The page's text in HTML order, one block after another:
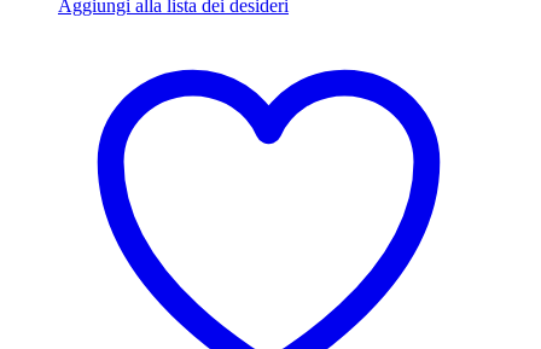
Aggiungi alla lista dei desideri